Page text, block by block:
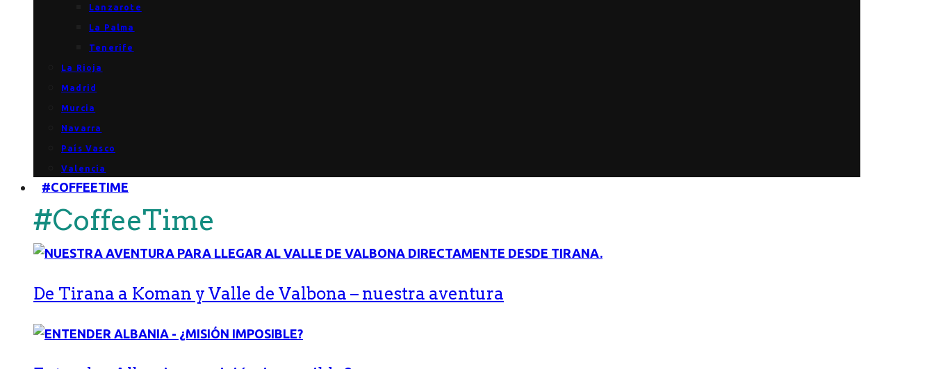
Lanzarote
La Palma
Tenerife
La Rioja
Madrid
Murcia
Navarra
País Vasco
Valencia
#COFFEETIME
#CoffeeTime
De Tirana a Koman y Valle de Valbona – nuestra aventura